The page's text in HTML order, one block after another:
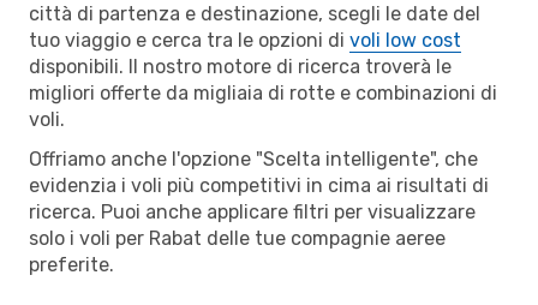
città di partenza e destinazione, scegli le date del
tuo viaggio e cerca tra le opzioni di voli low cost
disponibili. Il nostro motore di ricerca troverà le
migliori offerte da migliaia di rotte e combinazioni di
voli.
Offriamo anche l'opzione "Scelta intelligente", che
evidenzia i voli più competitivi in cima ai risultati di
ricerca. Puoi anche applicare filtri per visualizzare
solo i voli per Rabat delle tue compagnie aeree
preferite.